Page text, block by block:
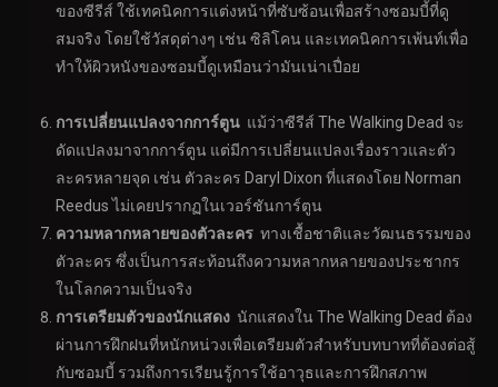
ของซีรีส์ ใช้เทคนิคการแต่งหน้าที่ซับซ้อนเพื่อสร้างซอมบี้ที่ดู
สมจริง โดยใช้วัสดุต่างๆ เช่น ซิลิโคน และเทคนิคการเพ้นท์เพื่อ
ทำให้ผิวหนังของซอมบี้ดูเหมือนว่ามันเน่าเปื่อย
การเปลี่ยนแปลงจากการ์ตูน แม้ว่าซีรีส์ The Walking Dead จะ
ดัดแปลงมาจากการ์ตูน แต่มีการเปลี่ยนแปลงเรื่องราวและตัว
ละครหลายจุด เช่น ตัวละคร Daryl Dixon ที่แสดงโดย Norman
Reedus ไม่เคยปรากฏในเวอร์ชันการ์ตูน
ความหลากหลายของตัวละคร ทางเชื้อชาติและวัฒนธรรมของ
ตัวละคร ซึ่งเป็นการสะท้อนถึงความหลากหลายของประชากร
ในโลกความเป็นจริง
การเตรียมตัวของนักแสดง นักแสดงใน The Walking Dead ต้อง
ผ่านการฝึกฝนที่หนักหน่วงเพื่อเตรียมตัวสำหรับบทบาทที่ต้องต่อสู้
กับซอมบี้ รวมถึงการเรียนรู้การใช้อาวุธและการฝึกสภาพ